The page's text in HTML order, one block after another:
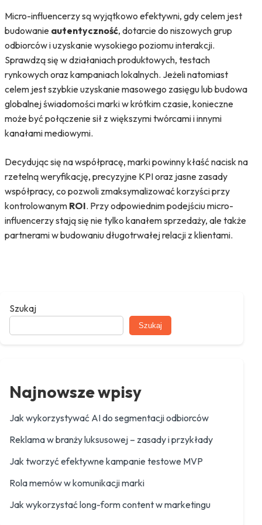
Micro-influencerzy są wyjątkowo efektywni, gdy celem jest
budowanie autentyczność, dotarcie do niszowych grup
odbiorców i uzyskanie wysokiego poziomu interakcji.
Sprawdzą się w działaniach produktowych, testach
rynkowych oraz kampaniach lokalnych. Jeżeli natomiast
celem jest szybkie uzyskanie masowego zasięgu lub budowa
globalnej świadomości marki w krótkim czasie, konieczne
może być połączenie sił z większymi twórcami i innymi
kanałami mediowymi.
Decydując się na współpracę, marki powinny kłaść nacisk na
rzetelną weryfikację, precyzyjne KPI oraz jasne zasady
współpracy, co pozwoli zmaksymalizować korzyści przy
kontrolowanym ROI. Przy odpowiednim podejściu micro-
influencerzy stają się nie tylko kanałem sprzedaży, ale także
partnerami w budowaniu długotrwałej relacji z klientami.
Szukaj
Szukaj
Najnowsze wpisy
Jak wykorzystywać AI do segmentacji odbiorców
Reklama w branży luksusowej – zasady i przykłady
Jak tworzyć efektywne kampanie testowe MVP
Rola memów w komunikacji marki
Jak wykorzystać long-form content w marketingu